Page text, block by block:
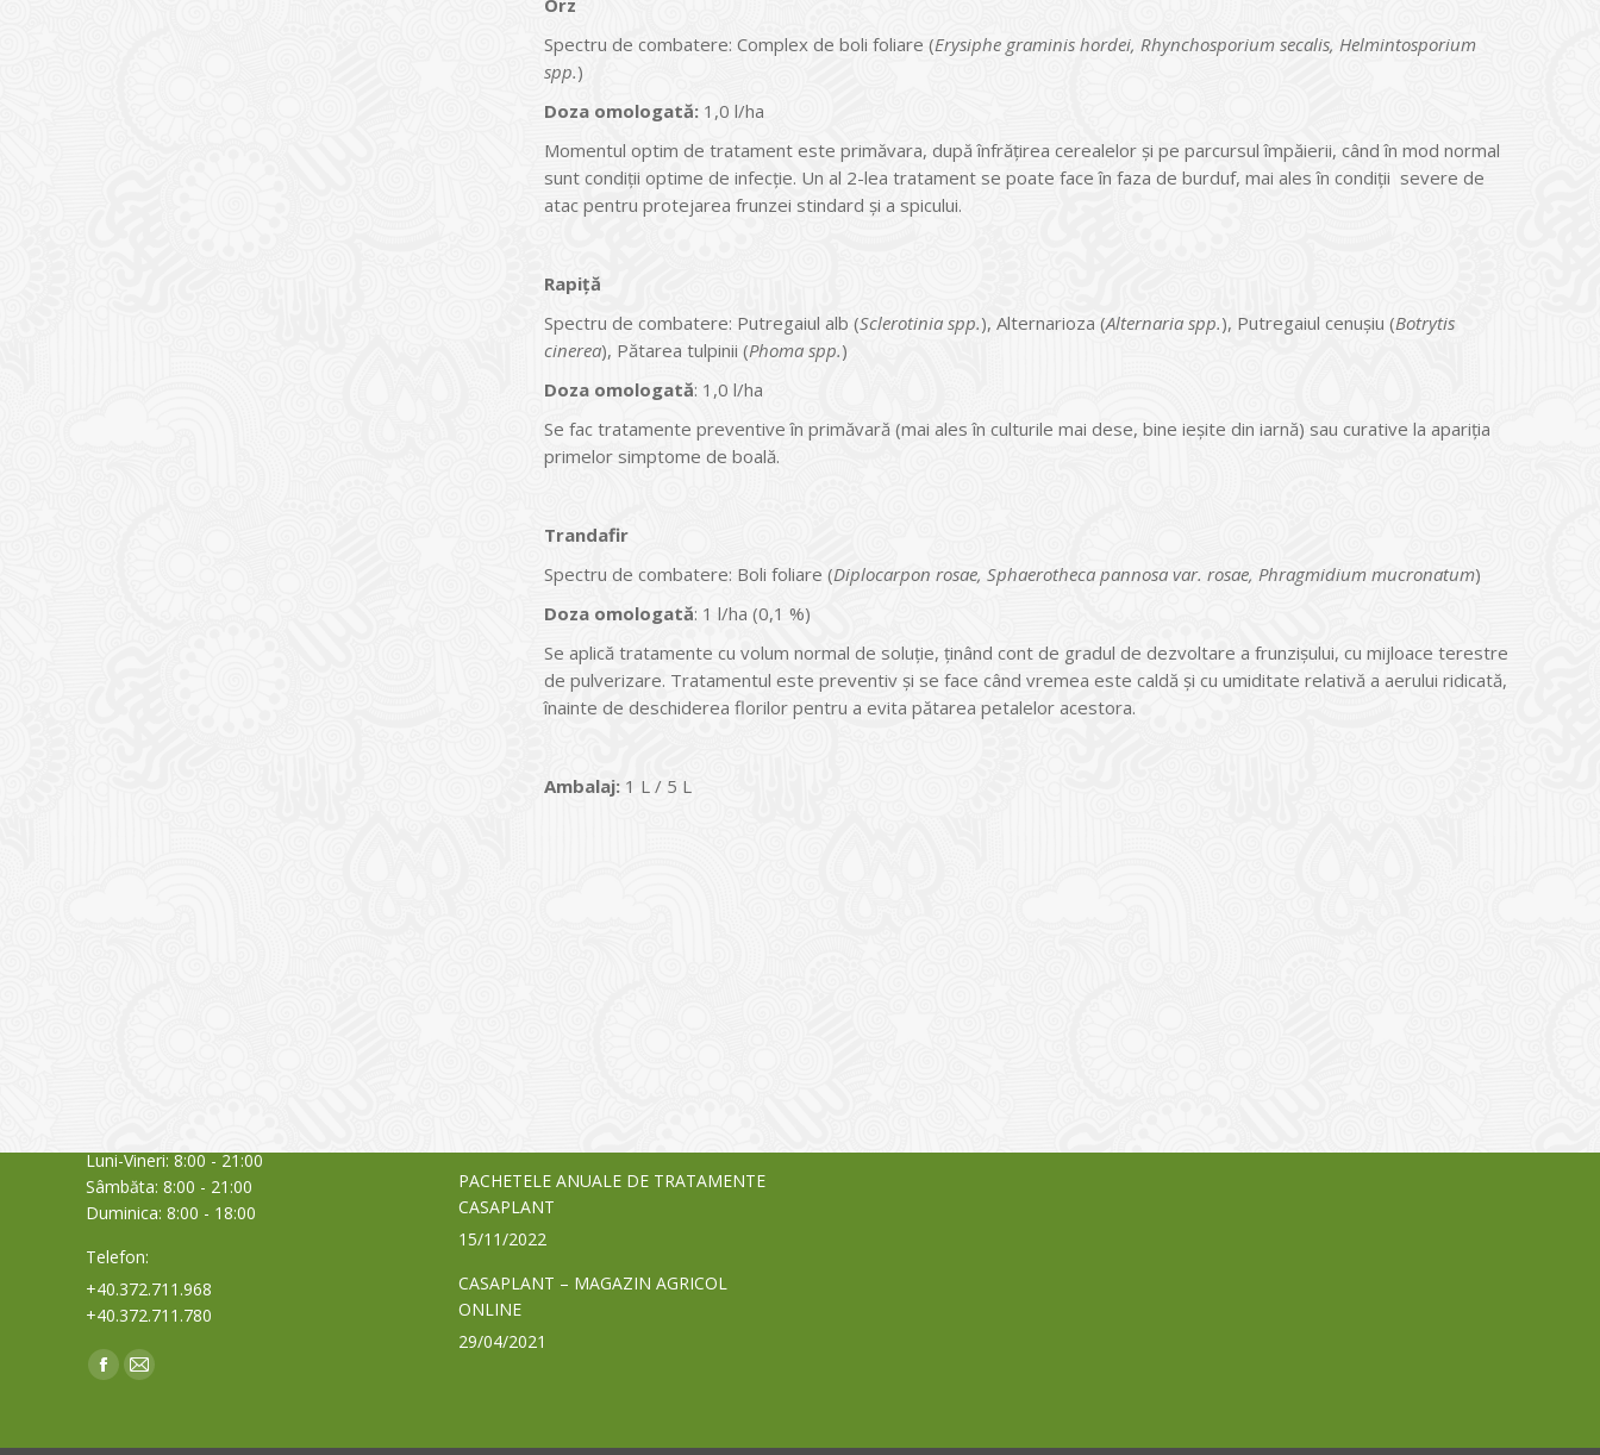
Spectru de combatere: Complex de boli foliare (Erysiphe graminis hordei, Rhynchosporium secalis, Helmintosporium
spp.)
Doza omologată: 1,0 l/ha
Momentul optim de tratament este primăvara, după înfrăţirea cerealelor şi pe parcursul împăierii, când în mod normal
sunt condiţii optime de infecţie. Un al 2-lea tratament se poate face în faza de burduf, mai ales în condiţii severe de
atac pentru protejarea frunzei stindard şi a spicului.
Rapiţă
Spectru de combatere: Putregaiul alb (Sclerotinia spp.), Alternarioza (Alternaria spp.), Putregaiul cenuşiu (Botrytis
cinerea), Pătarea tulpinii (Phoma spp.)
Doza omologată: 1,0 l/ha
Se fac tratamente preventive în primăvară (mai ales în culturile mai dese, bine ieşite din iarnă) sau curative la apariţia
primelor simptome de boală.
Trandafir
Spectru de combatere: Boli foliare (Diplocarpon rosae, Sphaerotheca pannosa var. rosae, Phragmidium mucronatum)
Doza omologată: 1 l/ha (0,1 %)
Se aplică tratamente cu volum normal de soluţie, ţinând cont de gradul de dezvoltare a frunzişului, cu mijloace terestre
de pulverizare. Tratamentul este preventiv şi se face când vremea este caldă şi cu umiditate relativă a aerului ridicată,
înainte de deschiderea florilor pentru a evita pătarea petalelor acestora.
Ambalaj: 1 L / 5 L
Luni-Vineri: 8:00 - 21:00
Sâmbăta: 8:00 - 21:00
Duminica: 8:00 - 18:00
Telefon:
+40.372.711.968
+40.372.711.780
Find us on:
Facebook
Mail
PACHETELE ANUALE DE TRATAMENTE
CASAPLANT
15/11/2022
CASAPLANT – MAGAZIN AGRICOL
ONLINE
29/04/2021